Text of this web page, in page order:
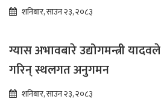
शनिबार, साउन २३, २०८३
ग्यास अभावबारे उद्योगमन्त्री यादवले
गरिन् स्थलगत अनुगमन
शनिबार, साउन २३, २०८३